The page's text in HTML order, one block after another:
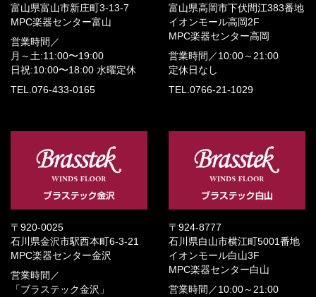
富山県富山市新庄町3-13-7
MPC楽器センター富山
営業時間／
月～土:11:00〜19:00
日祝:10:00〜18:00 水曜定休
TEL.076-433-0165
富山県高岡市下伏間江383番地
イオンモール高岡2F
MPC楽器センター高岡
営業時間／ 10:00～21:00
定休日なし
TEL.0766-21-1029
〒920-0025
石川県金沢市駅西本町6-3-21
MPC楽器センター金沢
営業時間／
「ブラステック金沢」
〒924-8777
石川県白山市横江町5001番地
イオンモール白山3F
MPC楽器センター白山
営業時間／ 10:00～21:00